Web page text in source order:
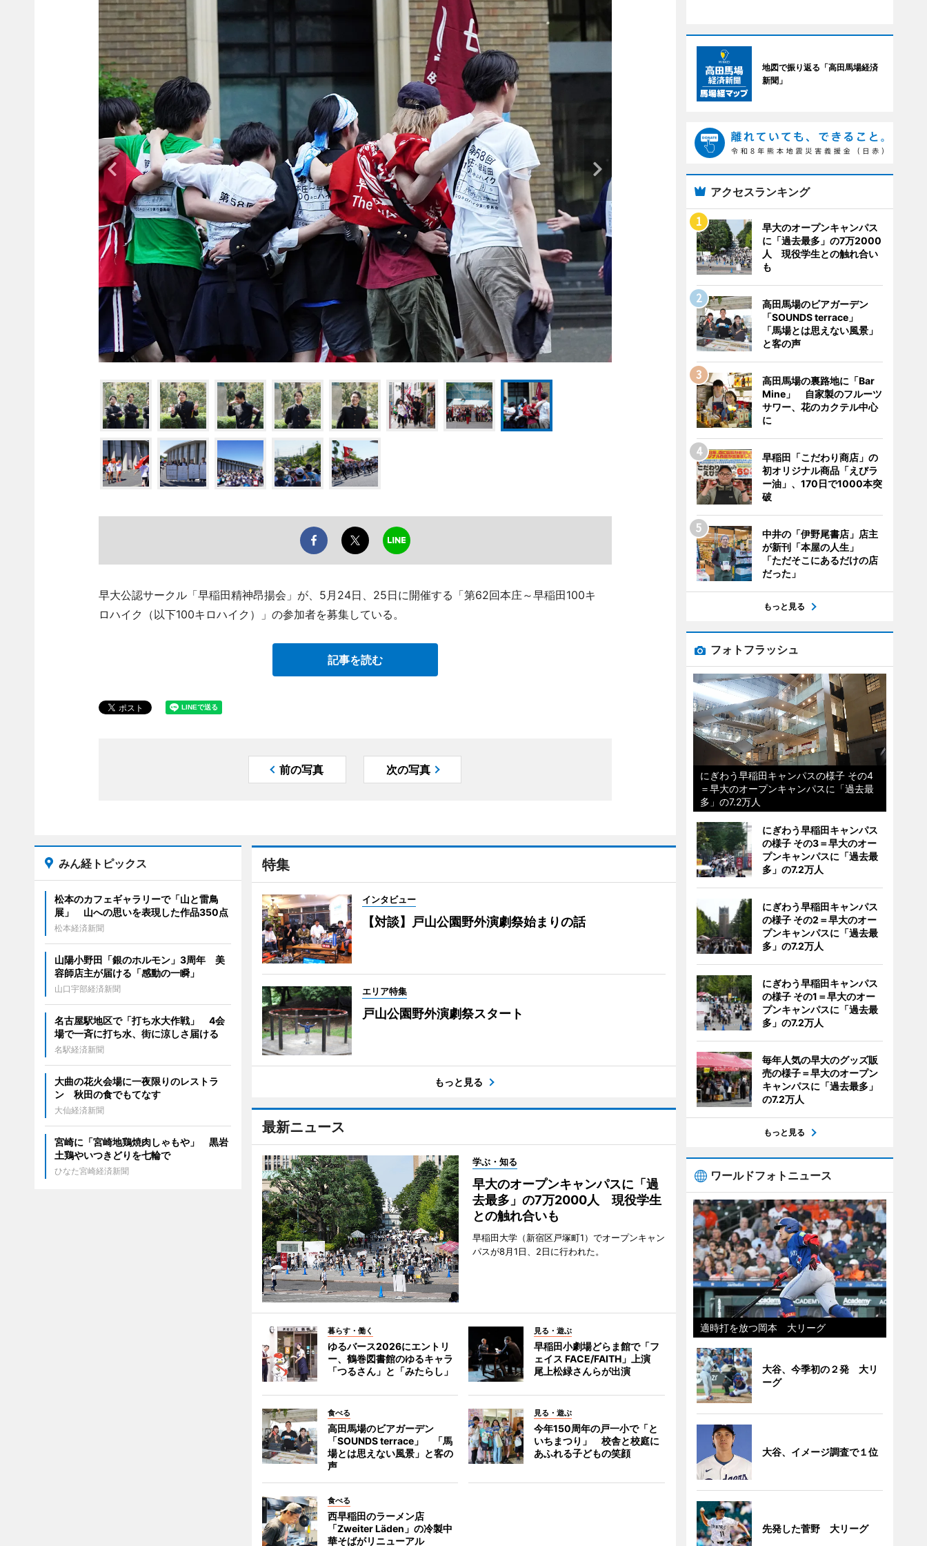
早大公認サークル「早稲田精神昂揚会」が、5月24日、25日に開催する「第62回本庄～早稲田100キ
ロハイク（以下100キロハイク）」の参加者を募集している。
記事を読む
前の写真 次の写真
特集
インタビュー
【対談】戸山公園野外演劇祭始まりの話
エリア特集
戸山公園野外演劇祭スタート
もっと見る
最新ニュース
学ぶ・知る
早大のオープンキャンパスに「過
去最多」の7万2000人 現役学生
との触れ合いも
早稲田大学（新宿区戸塚町1）でオープンキャン
パスが8月1日、2日に行われた。
暮らす・働く
ゆるバース2026にエントリ
ー、鶴巻図書館のゆるキャラ
「つるさん」と「みたらし」
見る・遊ぶ
早稲田小劇場どらま館で「フ
ェイス FACE/FAITH」上演
尾上松緑さんらが出演
食べる
高田馬場のビアガーデン
「SOUNDS terrace」 「馬
場とは思えない風景」と客の
声
見る・遊ぶ
今年150周年の戸一小で「と
いちまつり」 校舎と校庭に
あふれる子どもの笑顔
食べる
西早稲田のラーメン店
「Zweiter Läden」の冷製中
華そばがリニューアル
みん経トピックス
松本のカフェギャラリーで「山と雷鳥
展」 山への思いを表現した作品350点
松本経済新聞
山陽小野田「銀のホルモン」3周年 美
容師店主が届ける「感動の一瞬」
山口宇部経済新聞
名古屋駅地区で「打ち水大作戦」 4会
場で一斉に打ち水、街に涼しさ届ける
名駅経済新聞
大曲の花火会場に一夜限りのレストラ
ン 秋田の食でもてなす
大仙経済新聞
宮崎に「宮崎地鶏焼肉しゃもや」 黒岩
土鶏やいつきどりを七輪で
ひなた宮崎経済新聞
地図で振り返る「高田馬場経済
新聞」
アクセスランキング
早大のオープンキャンパス
に「過去最多」の7万2000
人 現役学生との触れ合い
も
高田馬場のビアガーデン
「SOUNDS terrace」
「馬場とは思えない風景」
と客の声
高田馬場の裏路地に「Bar
Mine」 自家製のフルーツ
サワー、花のカクテル中心
に
早稲田「こだわり商店」の
初オリジナル商品「えびラ
ー油」、170日で1000本突
破
中井の「伊野尾書店」店主
が新刊「本屋の人生」
「ただそこにあるだけの店
だった」
もっと見る
フォトフラッシュ
にぎわう早稲田キャンパスの様子 その4
＝早大のオープンキャンパスに「過去最
多」の7.2万人
にぎわう早稲田キャンパス
の様子 その3＝早大のオー
プンキャンパスに「過去最
多」の7.2万人
にぎわう早稲田キャンパス
の様子 その2＝早大のオー
プンキャンパスに「過去最
多」の7.2万人
にぎわう早稲田キャンパス
の様子 その1＝早大のオー
プンキャンパスに「過去最
多」の7.2万人
毎年人気の早大のグッズ販
売の様子＝早大のオープン
キャンパスに「過去最多」
の7.2万人
もっと見る
ワールドフォトニュース
適時打を放つ岡本 大リーグ
大谷、今季初の２発 大リ
ーグ
大谷、イメージ調査で１位
先発した菅野 大リーグ